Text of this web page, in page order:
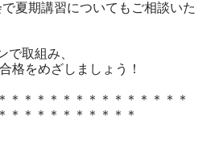
夏期講習についてもご相談いた
で取組み、
格をめざしましょう！
＊＊＊＊＊＊＊＊＊＊＊＊＊＊
＊＊＊＊＊＊＊＊＊＊